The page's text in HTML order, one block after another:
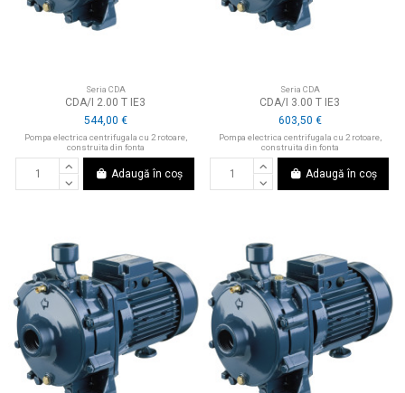
Seria CDA
CDA/I 2.00 T IE3
544,00 €
Pompa electrica centrifugala cu 2 rotoare,
construita din fonta
Adaugă în coș
Seria CDA
CDA/I 3.00 T IE3
603,50 €
Pompa electrica centrifugala cu 2 rotoare,
construita din fonta
Adaugă în coș